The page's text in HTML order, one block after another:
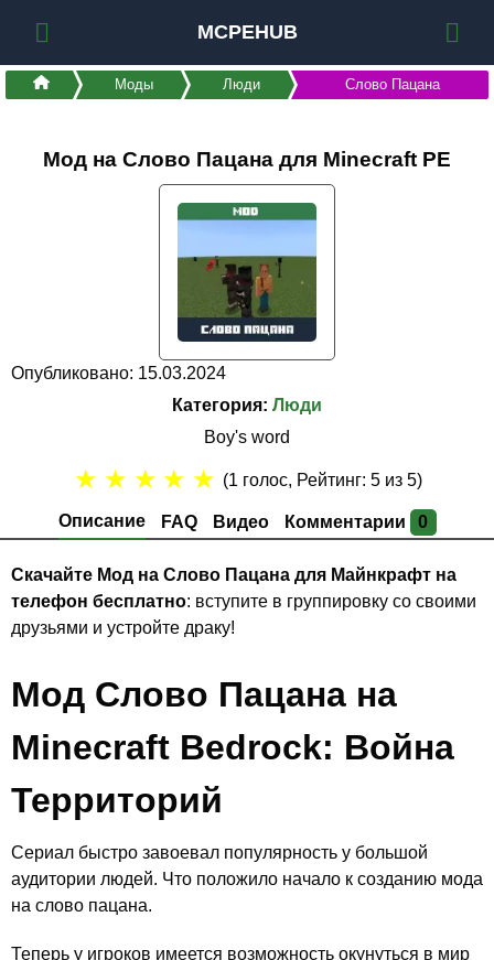
MCPEHUB
Моды Люди Слово Пацана
Мод на Слово Пацана для Minecraft PE
Опубликовано: 15.03.2024
Категория: Люди
Boy's word
Описание FAQ Видео Комментарии 0
★ ★ ★ ★ ★ (1 голос, Рейтинг:5 из 5)
Скачайте Мод на Слово Пацана для Майнкрафт на
телефон бесплатно: вступите в группировку со своими
друзьями и устройте драку!
Мод Слово Пацана на
Minecraft Bedrock: Война
Территорий
Сериал быстро завоевал популярность у большой
аудитории людей. Что положило начало к созданию мода
на слово пацана.
Теперь у игроков имеется возможность окунуться в мир